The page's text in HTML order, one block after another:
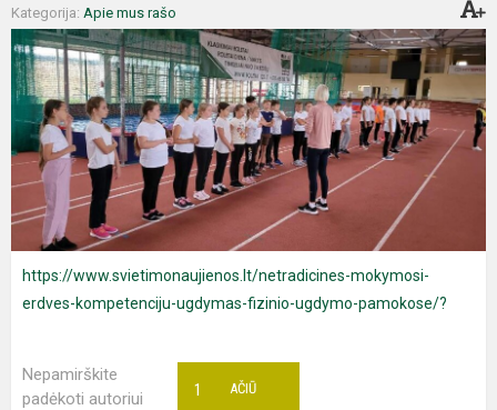
Kategorija: Apie mus rašo
https://www.svietimonaujienos.lt/netradicines-mokymosi-
erdves-kompetenciju-ugdymas-fizinio-ugdymo-pamokose/?
Nepamirškite
padėkoti autoriui
AČIŪ
1